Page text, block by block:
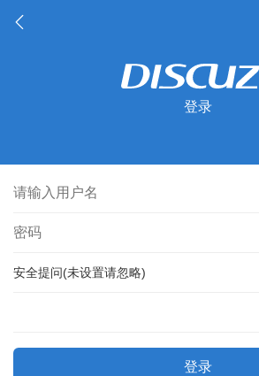
登录
安全提问(未设置请忽略)
登录